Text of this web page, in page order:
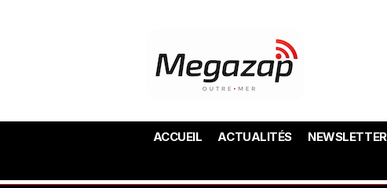
ACCUEIL ACTUALITÉS NEWSLETTER